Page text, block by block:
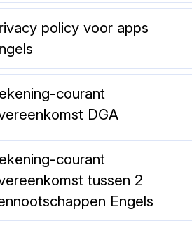
policy voor apps
courant
DGA
courant
tussen 2
Engels